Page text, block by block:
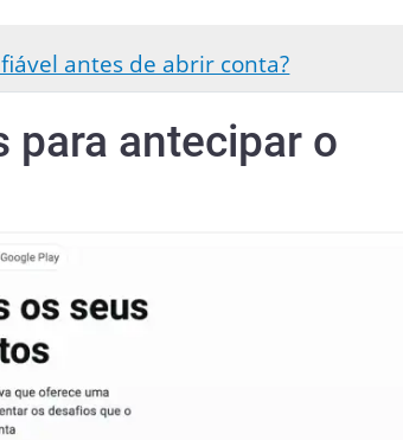
antes de abrir conta?
para antecipar o